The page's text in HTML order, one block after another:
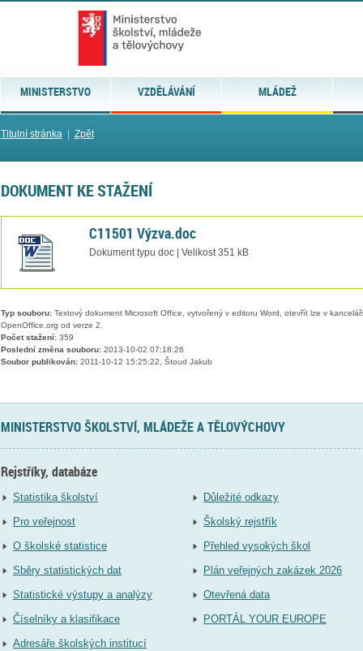
MINISTERSTVO VZDĚLÁVÁNÍ MLÁDEŽ
Titulní stránka| Zpět
DOKUMENT KE STAŽENÍ
C11501 Výzva.doc
Dokument typu doc | Velikost 351 kB
Typ souboru:Textový dokument Microsoft Office, vytvořený v editoru Word, otevřít lze v
OpenOffice.org od verze 2.
Počet stažení:359
Poslední změna souboru:2013-10-02 07:18:26
Soubor publikován:2011-10-12 15:25:22, Štoud Jakub
MINISTERSTVO ŠKOLSTVÍ, MLÁDEŽE A TĚLOVÝCHOVY
Rejstříky, databáze
Statistika školství
Pro veřejnost
O školské statistice
Sběry statistických dat
Statistické výstupy a analýzy
Číselníky a klasifikace
Adresáře školských institucí
Důležité odkazy
Školský rejstřík
Přehled vysokých škol
Plán veřejných zakázek 2026
Otevřená data
PORTÁL YOUR EUROPE